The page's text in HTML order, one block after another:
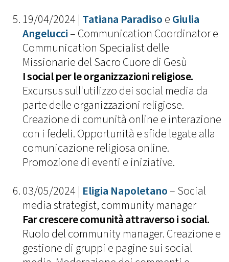
19/04/2024 | Tatiana ParadisoeGiulia
Angelucci– Communication Coordinator e
Communication Specialist delle
Missionarie del Sacro Cuore di Gesù
I social per le organizzazioni religiose.
Excursus sull'utilizzo dei social media da
parte delle organizzazioni religiose.
Creazione di comunità online e interazione
con i fedeli. Opportunità e sfide legate alla
comunicazione religiosa online.
Promozione di eventi e iniziative.
03/05/2024 | Eligia Napoletano– Social
media strategist, community manager
Far crescere comunità attraverso i social.
Ruolo del community manager. Creazione e
gestione di gruppi e pagine sui social